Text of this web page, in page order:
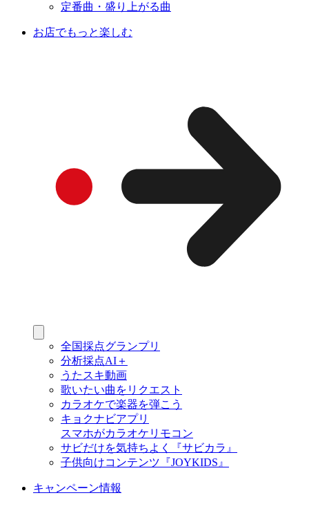
定番曲・盛り上がる曲
お店でもっと楽しむ
全国採点グランプリ
分析採点AI＋
うたスキ動画
歌いたい曲をリクエスト
カラオケで楽器を弾こう
キョクナビアプリ
スマホがカラオケリモコン
サビだけを気持ちよく『サビカラ』
子供向けコンテンツ『JOYKIDS』
キャンペーン情報